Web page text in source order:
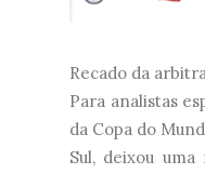
Recado da
Para analistas
da Copa do
Sul, deixou